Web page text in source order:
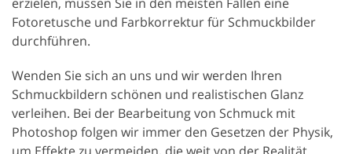
Fotoretusche und Farbkorrektur für Schmuckbilder
durchführen.
Wenden Sie sich an uns und wir werden Ihren
Schmuckbildern schönen und realistischen Glanz
verleihen. Bei der Bearbeitung von Schmuck mit
Photoshop folgen wir immer den Gesetzen der Physik,